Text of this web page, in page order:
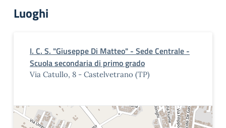
Luoghi
I. C. S. "Giuseppe Di Matteo" - Sede Centrale -
Scuola secondaria di primo grado
Via Catullo, 8 - Castelvetrano (TP)